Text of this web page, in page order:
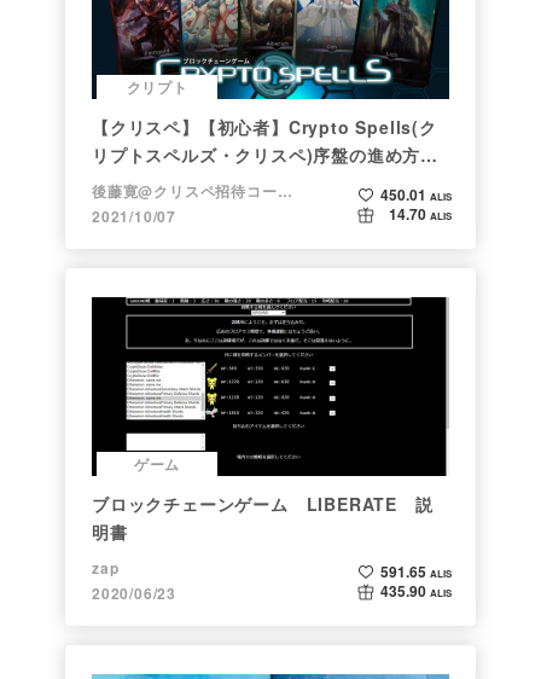
クリプト
【クリスペ】【初心者】Crypto Spells(ク
リプトスペルズ・クリスペ)序盤の進め方
【NFTゲーム】
後藤寛@クリスペ招待コード→LHiH
2021/10/07
450.01 ALIS
14.70 ALIS
ゲーム
ブロックチェーンゲーム LIBERATE 説
明書
zap
2020/06/23
591.65 ALIS
435.90 ALIS